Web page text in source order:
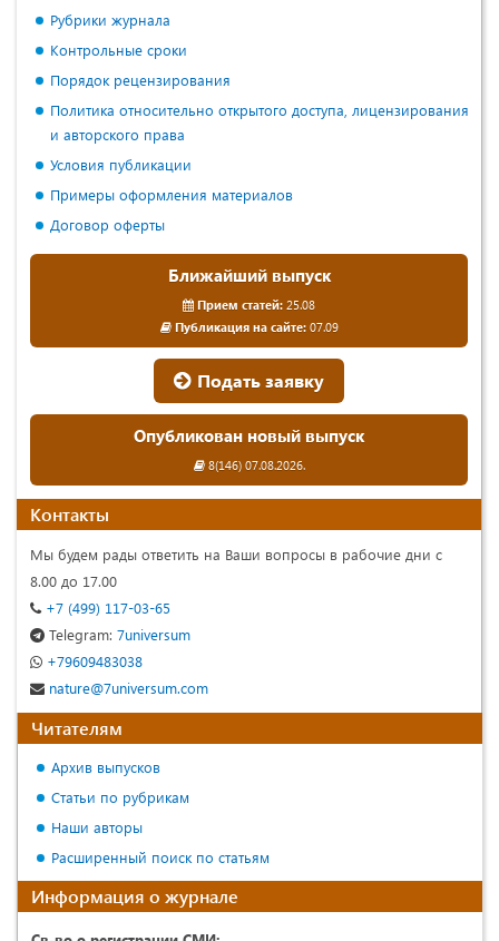
Рубрики журнала
Контрольные сроки
Порядок рецензирования
Политика относительно открытого доступа, лицензирования
и авторского права
Условия публикации
Примеры оформления материалов
Договор оферты
Ближайший выпуск
Прием статей: 25.08
Публикация на сайте:07.09
Подать заявку
Опубликован новый выпуск
8(146) 07.08.2026.
Контакты
Мы будем рады ответить на Ваши вопросы в рабочие дни с
8.00 до 17.00
+7 (499) 117-03-65
Telegram: 7universum
+79609483038
nature@7universum.com
Читателям
Архив выпусков
Статьи по рубрикам
Наши авторы
Расширенный поиск по статьям
Информация о журнале